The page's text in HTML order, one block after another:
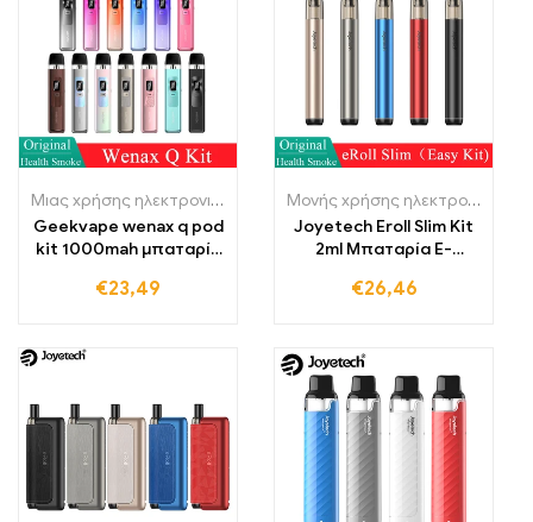
Μιας χρήσης ηλεκτρονικά τσιγάρα Λιθουανία ,Μονής χρήσης
Geekvape wenax q pod
kit 1000mah μπαταρία
κορυφαία γέμιση
mtl rdl vape στυλό
€23,49
Μονής χρήσης ηλεκτρονικά τσιγάρα Πολωνία
Joyetech Eroll Slim Kit
2ml Μπαταρία E-
€26,46